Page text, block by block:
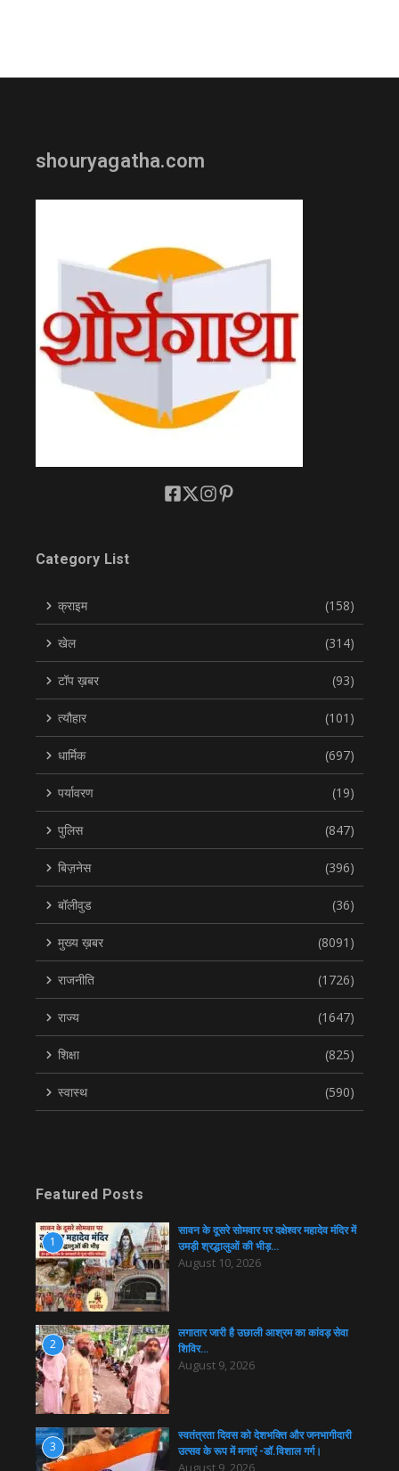
shouryagatha.com
Category List
क्राइम (158)
खेल (314)
टॉप ख़बर (93)
त्यौहार (101)
धार्मिक (697)
पर्यावरण (19)
पुलिस (847)
बिज़नेस (396)
बॉलीवुड (36)
मुख्य ख़बर (8091)
राजनीति (1726)
राज्य (1647)
शिक्षा (825)
स्वास्थ (590)
Featured Posts
1
सावन के दूसरे सोमवार पर दक्षेश्वर महादेव मंदिर में
उमड़ी श्रद्धालुओं की भीड़…
August 10, 2026
2
लगातार जारी है उछाली आश्रम का कांवड़ सेवा
शिविर…
August 9, 2026
3
स्वतंत्रता दिवस को देशभक्ति और जनभागीदारी
उत्सव के रूप में मनाएं -डॉ.विशाल गर्ग।